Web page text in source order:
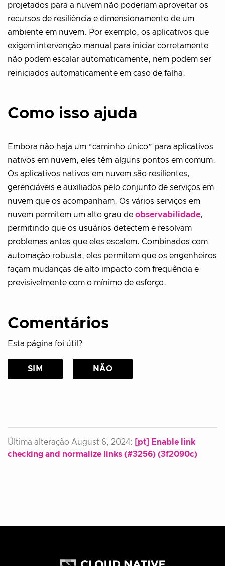
projetados para a nuvem não poderiam aproveitar os
recursos de resiliência e dimensionamento de um
ambiente em nuvem. Por exemplo, os aplicativos que
exigem intervenção manual para iniciar corretamente
não podem escalar automaticamente, nem podem ser
reiniciados automaticamente em caso de falha.
Como isso ajuda
Embora não haja um “caminho único” para aplicativos
nativos em nuvem, eles têm alguns pontos em comum.
Os aplicativos nativos em nuvem são resilientes,
gerenciáveis e auxiliados pelo conjunto de serviços em
nuvem que os acompanham. Os vários serviços em
nuvem permitem um alto grau de observabilidade,
permitindo que os usuários detectem e resolvam
problemas antes que eles escalem. Combinados com
automação robusta, eles permitem que os engenheiros
façam mudanças de alto impacto com frequência e
previsivelmente com o mínimo de esforço.
Comentários
Esta página foi útil?
SIM NÃO
Última alteração August 6, 2024: [pt] Enable link
checking and normalize links (#3256) (3f2090c)